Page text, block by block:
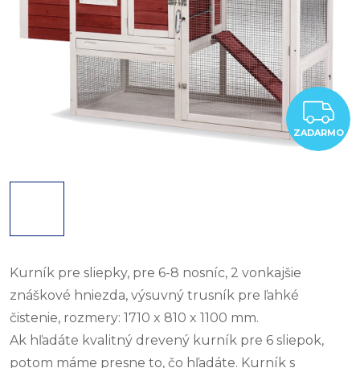
ZADARMO
Kurník pre sliepky, pre 6-8 nosníc, 2 vonkajšie
znáškové hniezda, výsuvný trusník pre ľahké
čistenie, rozmery: 1710 x 810 x 1100 mm.
Ak hľadáte kvalitný drevený kurník pre 6 sliepok,
potom máme presne to, čo hľadáte. Kurník s